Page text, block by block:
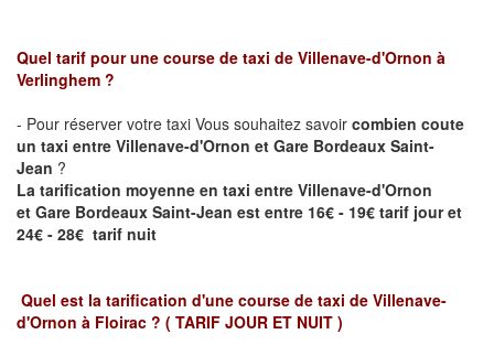
Quel tarif pour une course de taxi de Villenave-d'Ornon à
Verlinghem ?
- Pour réserver votre taxi Vous souhaitez savoir combien coute
un taxi entre Villenave-d'Ornon et Gare Bordeaux Saint-
Jean ?
La tarification moyenne en taxi entre Villenave-d'Ornon
et Gare Bordeaux Saint-Jean est entre 16€ - 19€ tarif jour et
24€ - 28€ tarif nuit
Quel est la tarification d'une course de taxi de Villenave-
d'Ornon à Floirac ? ( TARIF JOUR ET NUIT )